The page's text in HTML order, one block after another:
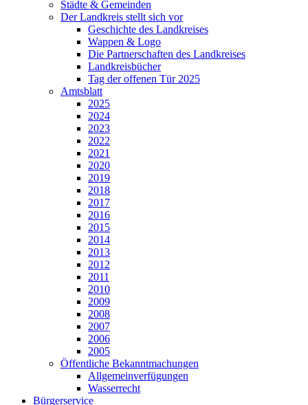
Städte & Gemeinden
Der Landkreis stellt sich vor
Geschichte des Landkreises
Wappen & Logo
Die Partnerschaften des Landkreises
Landkreisbücher
Tag der offenen Tür 2025
Amtsblatt
2025
2024
2023
2022
2021
2020
2019
2018
2017
2016
2015
2014
2013
2012
2011
2010
2009
2008
2007
2006
2005
Öffentliche Bekanntmachungen
Allgemeinverfügungen
Wasserrecht
Bürgerservice